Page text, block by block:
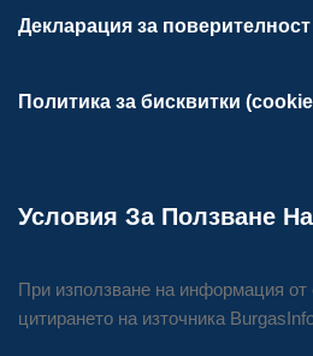
Декларация за поверителност
Политика за бисквитки
Условия За Ползване
При използване на информация от
цитирането на източника